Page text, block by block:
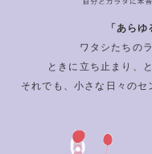
「あら
ワタシたちの
ときに立ち止まり、
それでも、小さな日々のセ